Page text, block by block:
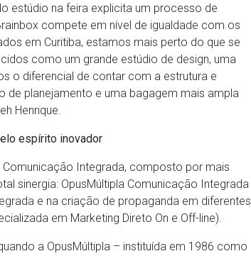
estúdio na feira explicita um processo de
compete em nível de igualdade com os
em Curitiba, estamos mais perto do que se
como um grande estúdio de design, uma
o diferencial de contar com a estrutura e
de planejamento e uma bagagem mais ampla
Henrique.
espírito inovador
Comunicação Integrada, composto por mais
sinergia: OpusMúltipla Comunicação Integrada
e na criação de propaganda em diferentes
em Marketing Direto On e Off-line).
a OpusMúltipla – instituída em 1986 como